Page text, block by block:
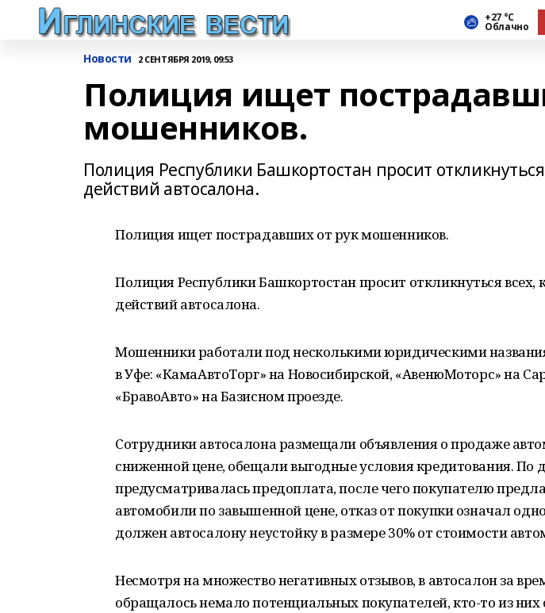
+27 °С
Облачно
Новости 2 СЕНТЯБРЯ 2019, 09:53
Полиция ищет
мошенников.
Полиция Республики Башкортостан просит откликнуться
действий автосалона.
Полиция ищет пострадавших от рук мошенников.
Полиция Республики Башкортостан просит откликнуться всех,
действий автосалона.
Мошенники работали под несколькими юридическими
в Уфе: «КамаАвтоТорг» на Новосибирской, «АвенюМоторс» на
«БравоАвто» на Базисном проезде.
Сотрудники автосалона размещали объявления о продаже
сниженной цене, обещали выгодные условия кредитования. По
предусматривалась предоплата, после чего покупателю
автомобили по завышенной цене, отказ от покупки означал
должен автосалону неустойку в размере 30% от стоимости
Несмотря на множество негативных отзывов, в автосалон за
обращалось немало потенциальных покупателей, кто-то из них